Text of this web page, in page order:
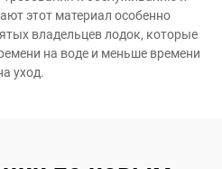
этот материал особенно
владельцев лодок, которые
на воде и меньше времени
уход.